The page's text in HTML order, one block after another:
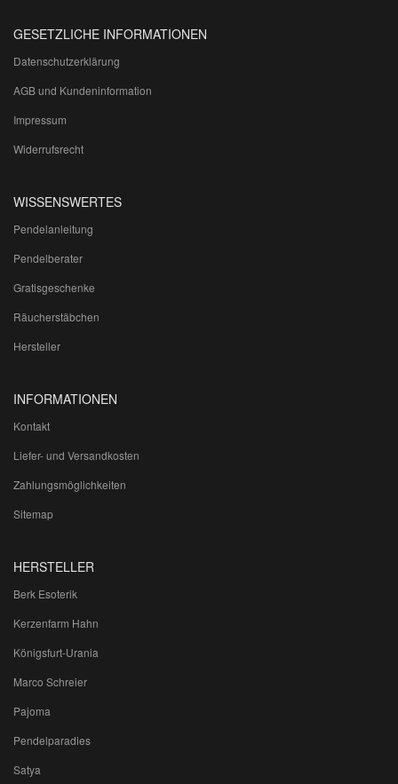
GESETZLICHE INFORMATIONEN
Datenschutzerklärung
AGB und Kundeninformation
Impressum
Widerrufsrecht
WISSENSWERTES
Pendelanleitung
Pendelberater
Gratisgeschenke
Räucherstäbchen
Hersteller
INFORMATIONEN
Kontakt
Liefer- und Versandkosten
Zahlungsmöglichkeiten
Sitemap
HERSTELLER
Berk Esoterik
Kerzenfarm Hahn
Königsfurt-Urania
Marco Schreier
Pajoma
Pendelparadies
Satya